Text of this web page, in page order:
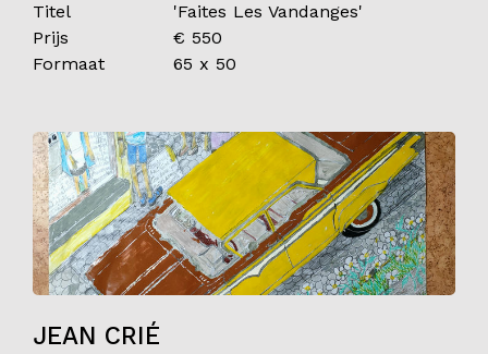
Titel
'Faites Les Vandanges'
Prijs
€ 550
Formaat
65 x 50
JEAN CRIÉ